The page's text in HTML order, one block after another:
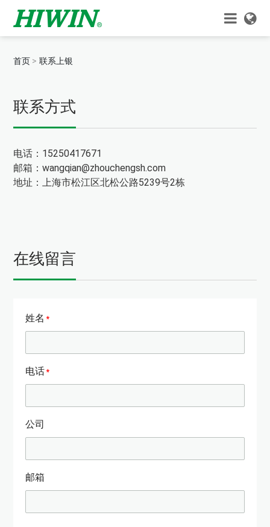
首页 联系上银
联系方式
电话：15250417671
邮箱：wangqian@zhouchengsh.com
地址：上海市松江区北松公路5239号2栋
在线留言
姓名
电话
公司
邮箱